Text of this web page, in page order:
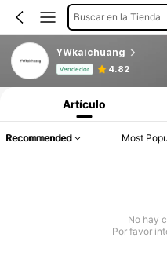
Buscar en la Tienda
YWkaichuang
Vendedor 4.82
Artículo
Recommended Most
No hay
Por favor